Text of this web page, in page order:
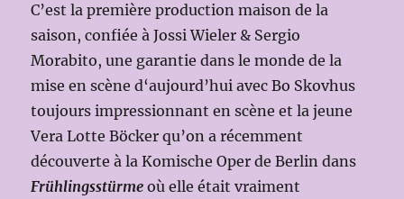
C’est la première production maison de la
saison, confiée à Jossi Wieler & Sergio
Morabito, une garantie dans le monde de la
mise en scène d‘aujourd’hui avec Bo Skovhus
toujours impressionnant en scène et la jeune
Vera Lotte Böcker qu’on a récemment
découverte à la Komische Oper de Berlin dans
Frühlingsstürme où elle était vraiment